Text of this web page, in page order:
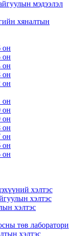
мэдээлэл
хяналтын
он
он
он
он
он
он
он
он
он
он
он
он
хэлтэс
хэлтэс
хэлтэс
төв лаборатори
хэлтэс